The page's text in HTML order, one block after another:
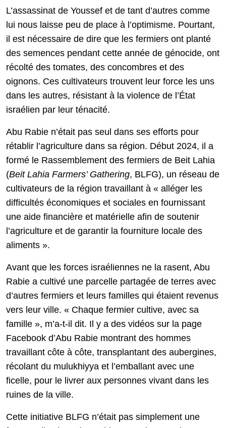
L’assassinat de Youssef et de tant d’autres comme
lui nous laisse peu de place à l’optimisme. Pourtant,
il est nécessaire de dire que les fermiers ont planté
des semences pendant cette année de génocide, ont
récolté des tomates, des concombres et des
oignons. Ces cultivateurs trouvent leur force les uns
dans les autres, résistant à la violence de l’État
israélien par leur ténacité.
Abu Rabie n’était pas seul dans ses efforts pour
rétablir l’agriculture dans sa région. Début 2024, il a
formé le Rassemblement des fermiers de Beit Lahia
(Beit Lahia Farmers’ Gathering, BLFG), un réseau de
cultivateurs de la région travaillant à « alléger les
difficultés économiques et sociales en fournissant
une aide financière et matérielle afin de soutenir
l’agriculture et de garantir la fourniture locale des
aliments ».
Avant que les forces israéliennes ne la rasent, Abu
Rabie a cultivé une parcelle partagée de terres avec
d’autres fermiers et leurs familles qui étaient revenus
vers leur ville. « Chaque fermier cultive, avec sa
famille », m’a-t-il dit. Il y a des vidéos sur la page
Facebook d’Abu Rabie montrant des hommes
travaillant côte à côte, transplantant des aubergines,
récolant du mulukhiyya et l’emballant avec une
ficelle, pour le livrer aux personnes vivant dans les
ruines de la ville.
Cette initiative BLFG n’était pas simplement une